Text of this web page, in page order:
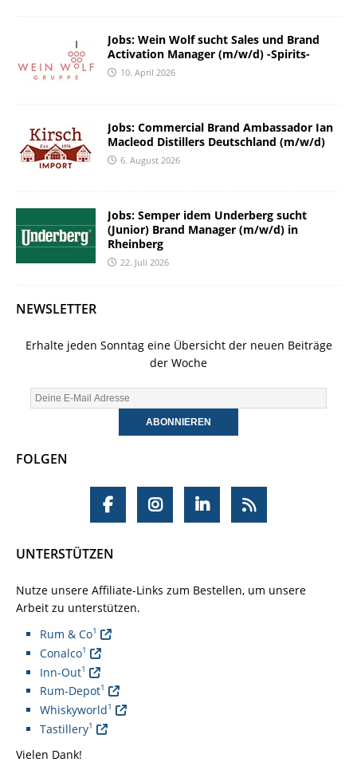
Jobs: Wein Wolf sucht Sales und Brand
Activation Manager (m/w/d) -Spirits-
10. April 2026
Jobs: Commercial Brand Ambassador Ian
Macleod Distillers Deutschland (m/w/d)
6. August 2026
Jobs: Semper idem Underberg sucht
(Junior) Brand Manager (m/w/d) in
Rheinberg
22. Juli 2026
NEWSLETTER
Erhalte jeden Sonntag eine Übersicht der neuen Beiträge
der Woche
FOLGEN
UNTERSTÜTZEN
Nutze unsere Affiliate-Links zum Bestellen, um unsere
Arbeit zu unterstützen.
Rum & Co1
Conalco1
Inn-Out1
Rum-Depot1
Whiskyworld1
Tastillery1
Vielen Dank!